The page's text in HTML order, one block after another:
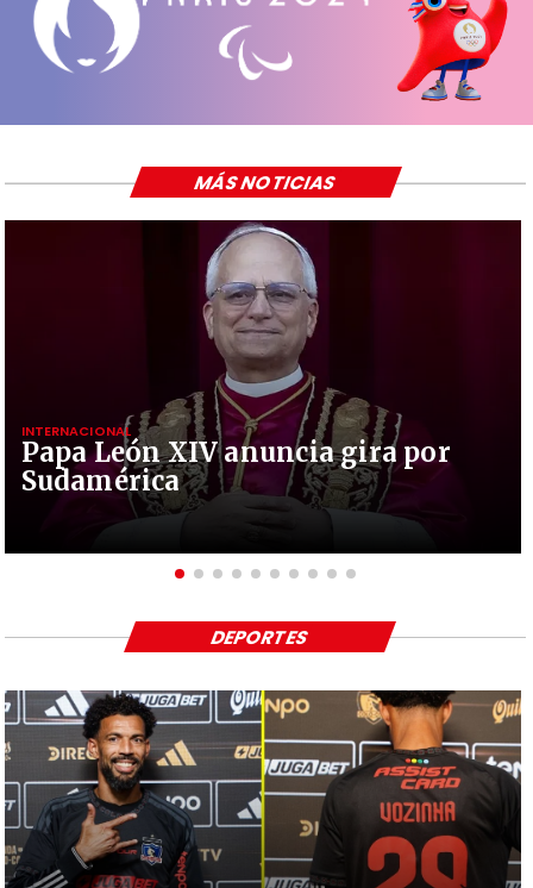
Papa León XIV anuncia gira por
Sudamérica
INTERNACIONAL
MÁS NOTICIAS
DEPORTES